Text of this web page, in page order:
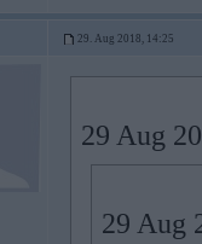
29. Aug 2018, 14:25
29 Aug
29 Aug